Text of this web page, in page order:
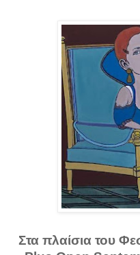
Στα πλαίσια του